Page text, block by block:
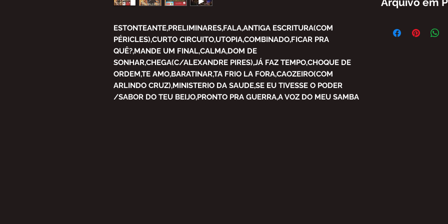
ESTONTEANTE,PRELIMINARES,FALA,ANTIGA ESCRITURA(COM
PÉRICLES),CURTO CIRCUITO,UTOPIA,COMBINADO,FICAR PRA
QUÊ?,MANDE UM FINAL,CALMA,DOM DE
SONHAR,CHEGA(C/ALEXANDRE PIRES),JÁ FAZ TEMPO,CHOQUE DE
ORDEM,TE AMO,BARATINAR,TA FRIO LA FORA,CAOZEIRO(COM
ARLINDO CRUZ),MINISTERIO DA SAUDE,SE EU TIVESSE O PODER
/SABOR DO TEU BEIJO,PRONTO PRA GUERRA,A VOZ DO MEU SAMBA
PARCIAL DO